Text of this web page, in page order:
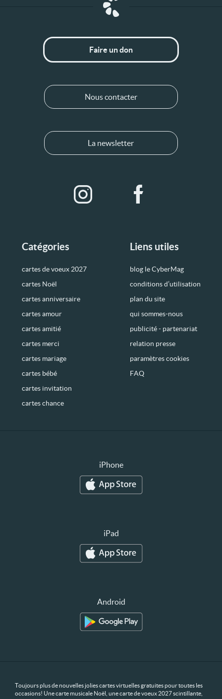
Catégories
cartes de voeux 2027
cartes Noël
cartes anniversaire
cartes amour
cartes amitié
cartes merci
cartes mariage
cartes bébé
cartes invitation
cartes chance
Liens utiles
blog le CyberMag
conditions d’utilisation
plan du site
qui sommes-nous
publicité - partenariat
relation presse
paramètres cookies
FAQ
Faire un don
Nous contacter
La newsletter
iPhone
iPad
Android
Toujours plus de nouvelles jolies cartes virtuelles gratuites pour toutes les
occasions! Une carte musicale Noël, une carte de voeux 2027 scintillante,